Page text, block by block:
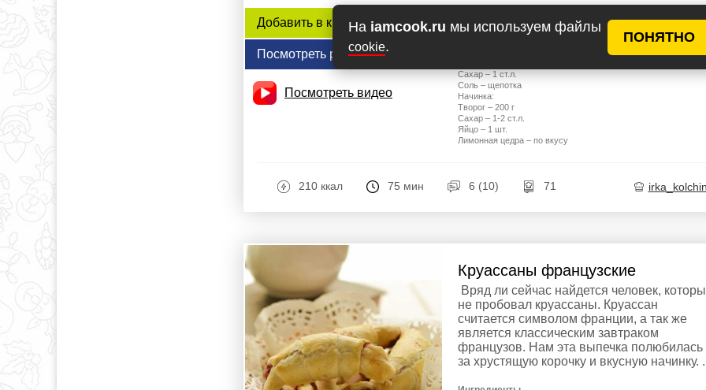
На iamcook.ru мы используем файлы
cookie.
ПОНЯТНО
Добавить в книгу рецептов
Посмотреть рецепт
Посмотреть видео
Ингредиенты
Мука пшеничная – 150 г
Сахар – 1 ст.л.
Соль – щепотка
Начинка:
Творог – 200 г
Сахар – 1-2 ст.л.
Яйцо – 1 шт.
Лимонная цедра – по вкусу
210 ккал 75 мин 6 (10) 71
Круассаны французские
Вряд ли сейчас найдется человек,
не пробовал круассаны. Круассан
считается символом франции, а так же
является классическим завтраком
французов. Нам эта выпечка полюбилась
за хрустящую корочку и вкусную начинку.